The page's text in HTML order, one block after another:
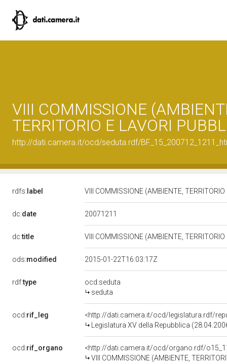
VIII COMMISSIONE
TERRITORIO E LAVORI
http://dati.camera.it/ocd/seduta.rdf/
rdfs: label VIII COMMISSIONE (AMBIENTE,
dc:date 20071211
dc:title VIII COMMISSIONE (AMBIENTE,
ods:modified 2015-01-22T16:03:17Z
rdf:type
ocd:seduta
seduta
ocd:rif_leg
<http://dati.camera.it/ocd/legislatura.rdf/
Legislatura XV della Repubblica
ocd:rif_organo
<http://dati.camera.it/ocd/organo.rdf/
VIII COMMISSIONE (AMBIENTE,